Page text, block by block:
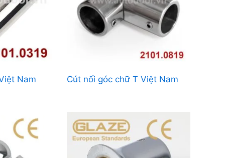
Nam Cút nối góc chữ T Việt Nam